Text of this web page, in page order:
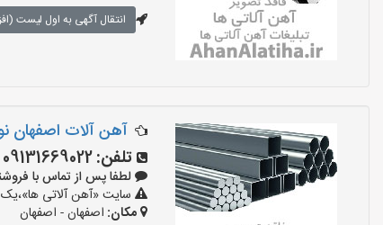
انتقال آگهی به اول لیست
آهن آلات اصفهان
تلفن:09131669022
لطفا پس از تماس با فروشنده
سایت «آهن آلاتی
مکان: اصفهان - اصفهان